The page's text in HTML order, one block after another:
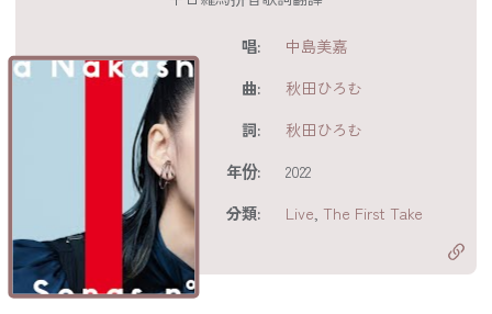
唱:
中島美嘉
曲:
秋田ひろむ
詞:
秋田ひろむ
年份:
2022
分類:
Live ,The First Take
分享至
製鏈結